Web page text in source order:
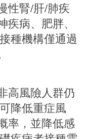
性腎/肝/肺疾
病、肥胖、
種機構僅通過
高風險人群仍
降低重症風
率，並降低感